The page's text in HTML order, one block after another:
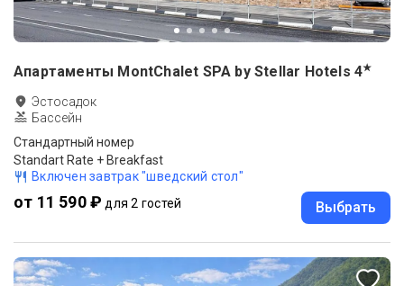
Апартаменты MontChalet SPA by Stellar Hotels 4★
Эстосадок
Бассейн
Стандартный номер
Standart Rate + Breakfast
Включен завтрак "шведский стол"
от 11 590 ₽ для 2 гостей Выбрать